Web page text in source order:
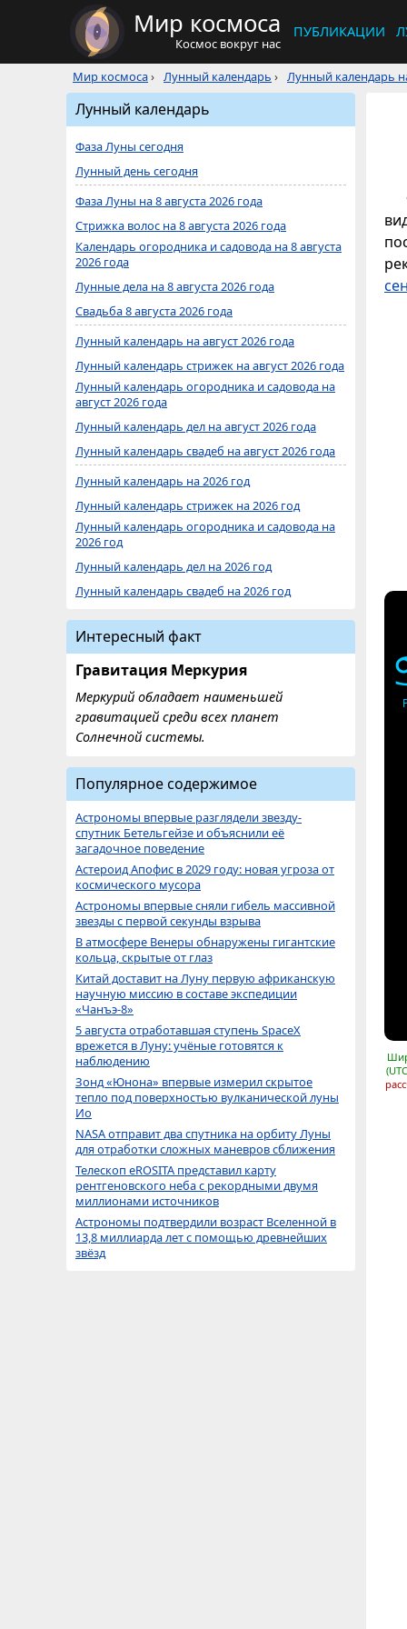
Мир космоса
Космос вокруг нас
ПУБЛИКАЦИИ
Мир космоса› Лунный календарь › Лунный календарь
Лунный календарь
Фаза Луны сегодня
Лунный день сегодня
Фаза Луны на 8 августа 2026 года
Стрижка волос на 8 августа 2026 года
Календарь огородника и садовода на 8 августа
2026 года
Лунные дела на 8 августа 2026 года
Свадьба 8 августа 2026 года
Лунный календарь на август 2026 года
Лунный календарь стрижек на август 2026 года
Лунный календарь огородника и садовода на
август 2026 года
Лунный календарь дел на август 2026 года
Лунный календарь свадеб на август 2026 года
Лунный календарь на 2026 год
Лунный календарь стрижек на 2026 год
Лунный календарь огородника и садовода на
2026 год
Лунный календарь дел на 2026 год
Лунный календарь свадеб на 2026 год
Интересный факт
Гравитация Меркурия
Меркурий обладает наименьшей
гравитацией среди всех планет
Солнечной системы.
Популярное содержимое
Астрономы впервые разглядели звезду-
спутник Бетельгейзе и объяснили её
загадочное поведение
Астероид Апофис в 2029 году: новая угроза от
космического мусора
Астрономы впервые сняли гибель массивной
звезды с первой секунды взрыва
В атмосфере Венеры обнаружены гигантские
кольца, скрытые от глаз
Китай доставит на Луну первую африканскую
научную миссию в составе экспедиции
«Чанъэ-8»
5 августа отработавшая ступень SpaceX
врежется в Луну: учёные готовятся к
наблюдению
Зонд «Юнона» впервые измерил скрытое
тепло под поверхностью вулканической луны
Ио
NASA отправит два спутника на орбиту Луны
для отработки сложных маневров сближения
Телескоп eROSITA представил карту
рентгеновского неба с рекордными двумя
миллионами источников
Астрономы подтвердили возраст Вселенной в
13,8 миллиарда лет с помощью древнейших
звёзд